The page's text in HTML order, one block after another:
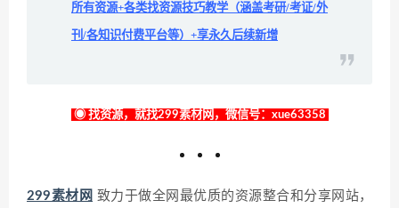
所有资源+各类找资源技巧教学（涵盖考研/考证/外
刊/各知识付费平台等）+享永久后续新增
◉ 找资源，就找299素材网，微信号：xue63358
299素材网 致力于做全网最优质的资源整合和分享网站，